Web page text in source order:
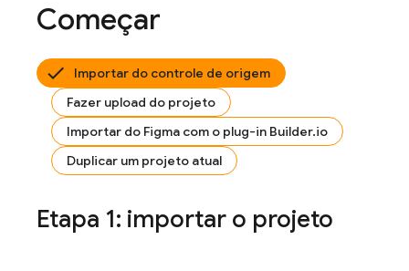
Começar
Importar do controle de origem
Fazer upload do projeto
Importar do Figma com o plug-in Builder.io
Duplicar um projeto atual
Etapa 1: importar o projeto